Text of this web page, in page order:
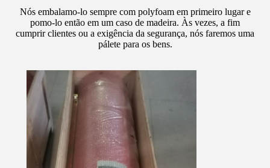
Nós embalamo-lo sempre com polyfoam em primeiro lugar e
pomo-lo então em um caso de madeira. Às vezes, a fim
cumprir clientes ou a exigência da segurança, nós faremos uma
pálete para os bens.